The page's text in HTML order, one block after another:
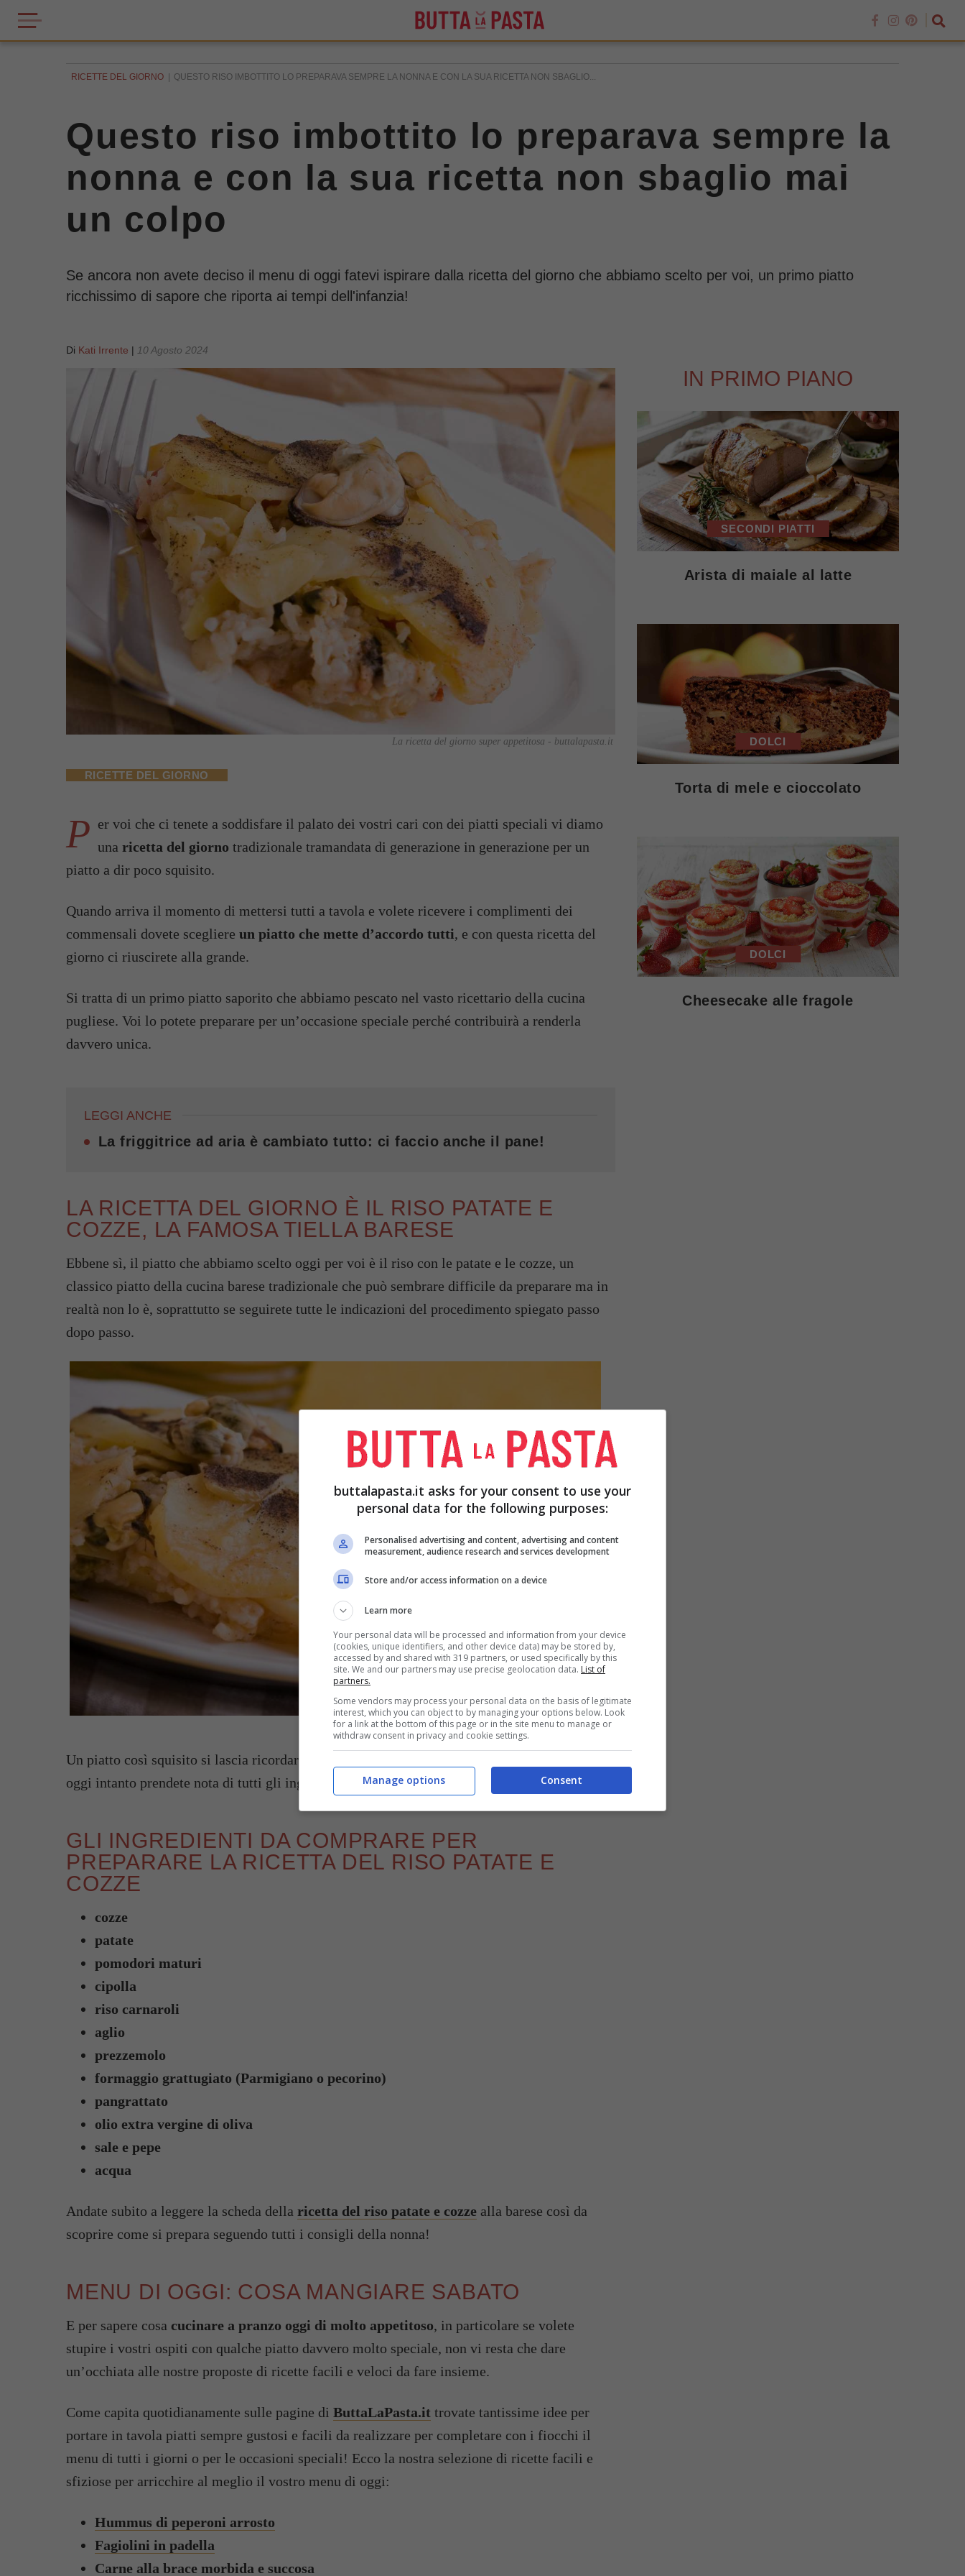
RICETTE DEL GIORNO QUESTO RISO IMBOTTITO LO PREPARAVA SEMPRE LA NONNA E CON LA SUA RICETTA NON SBAGLIO...
Questo riso imbottito lo preparava sempre la
nonna e con la sua ricetta non sbaglio mai
un colpo
Se ancora non avete deciso il menu di oggi fatevi ispirare dalla ricetta del giorno che abbiamo scelto per voi, un primo piatto
ricchissimo di sapore che riporta ai tempi dell'infanzia!
Di Kati Irrente | 10 Agosto 2024
La ricetta del giorno super appetitosa - buttalapasta.it
RICETTE DEL GIORNO
P er voi che ci tenete a soddisfare il palato dei vostri cari con dei piatti speciali vi diamo
una ricetta del giorno tradizionale tramandata di generazione in generazione per un
piatto a dir poco squisito.
Quando arriva il momento di mettersi tutti a tavola e volete ricevere i complimenti dei
commensali dovete scegliere un piatto che mette d’accordo tutti, e con questa ricetta del
giorno ci riuscirete alla grande.
Si tratta di un primo piatto saporito che abbiamo pescato nel vasto ricettario della cucina
pugliese. Voi lo potete preparare per un’occasione speciale perché contribuirà a renderla
davvero unica.
LEGGI ANCHE
La friggitrice ad aria è cambiato tutto: ci faccio anche il pane!
LA RICETTA DEL GIORNO È IL RISO PATATE E
COZZE, LA FAMOSA TIELLA BARESE
Ebbene sì, il piatto che abbiamo scelto oggi per voi è il riso con le patate e le cozze, un
classico piatto della cucina barese tradizionale che può sembrare difficile da preparare ma in
realtà non lo è, soprattutto se seguirete tutte le indicazioni del procedimento spiegato passo
dopo passo.
La ricetta del giorno per un piatto alla barese – buttalapasta.it
Un piatto così squisito si lascia ricordare facilmente, se lo volete preparare per il menu di
oggi intanto prendete nota di tutti gli ingredienti che vi servono.
GLI INGREDIENTI DA COMPRARE PER
PREPARARE LA RICETTA DEL RISO PATATE E
COZZE
cozze
patate
pomodori maturi
cipolla
riso carnaroli
aglio
prezzemolo
formaggio grattugiato (Parmigiano o pecorino)
pangrattato
olio extra vergine di oliva
sale e pepe
acqua
Andate subito a leggere la scheda della ricetta del riso patate e cozze alla barese così da
scoprire come si prepara seguendo tutti i consigli della nonna!
MENU DI OGGI: COSA MANGIARE SABATO
E per sapere cosa cucinare a pranzo oggi di molto appetitoso, in particolare se volete
stupire i vostri ospiti con qualche piatto davvero molto speciale, non vi resta che dare
un’occhiata alle nostre proposte di ricette facili e veloci da fare insieme.
Come capita quotidianamente sulle pagine di ButtaLaPasta.it trovate tantissime idee per
portare in tavola piatti sempre gustosi e facili da realizzare per completare con i fiocchi il
menu di tutti i giorni o per le occasioni speciali! Ecco la nostra selezione di ricette facili e
sfiziose per arricchire al meglio il vostro menu di oggi:
Hummus di peperoni arrosto
Fagiolini in padella
Carne alla brace morbida e succosa
IN PRIMO PIANO
SECONDI PIATTI
Arista di maiale al latte
DOLCI
Torta di mele e cioccolato
DOLCI
Cheesecake alle fragole
buttalapasta.it asks for your consent to use your
personal data for the following purposes:
Personalised advertising and content, advertising and content
measurement, audience research and services development
Store and/or access information on a device
Learn more
Your personal data will be processed and information from your device
(cookies, unique identifiers, and other device data) may be stored by,
accessed by and shared with 319 partners, or used specifically by this
site. We and our partners may use precise geolocation data. List of
partners.
Some vendors may process your personal data on the basis of legitimate
interest, which you can object to by managing your options below. Look
for a link at the bottom of this page or in the site menu to manage or
withdraw consent in privacy and cookie settings.
Consent
Manage options